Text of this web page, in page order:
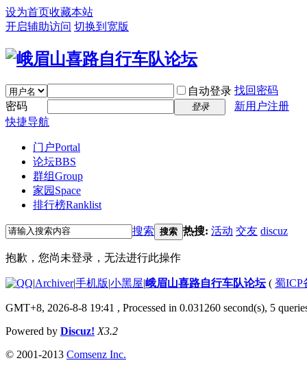
设为首页收藏本站
开启辅助访问 切换到宽版
自动登录 找回密码
密码
登录
新用户注册
快捷导航
门户Portal
论坛BBS
群组Group
家园 Space
排行榜Ranklist
搜索 搜索 热搜: 活动 交友 discuz
抱歉，您尚未登录，无法进行此操作
|Archiver|手机版|小黑屋|峨眉山喜路自行车队论坛( 蜀ICP
GMT+8, 2026-8-8 19:41 , Processed in 0.031260 second(s), 5
Powered by Discuz! X3.2
© 2001-2013 Comsenz Inc.